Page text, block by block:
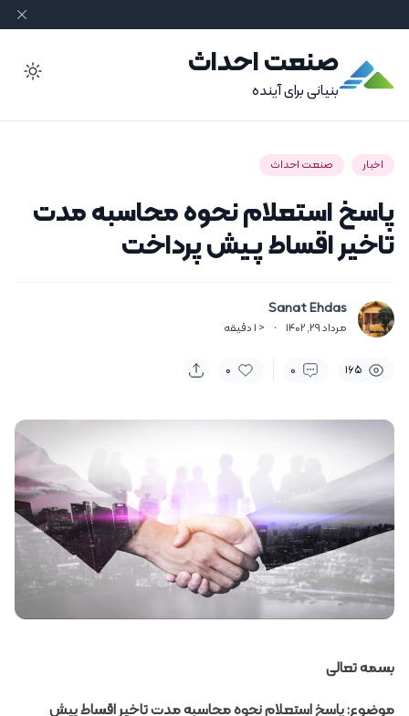
صنعت احداث
بنیانی برای آینده
اخبار صنعت احداث
پاسخ استعلام نحوه محاسبه مدت
تاخیر اقساط پیش پرداخت
Sanat Ehdas
مرداد 29, 1402 ·
< 1 دقیقه
165
0
0
بسمه تعالی
موضوع: پاسخ استعلام نحوه محاسبه مدت تاخیر اقساط پیش